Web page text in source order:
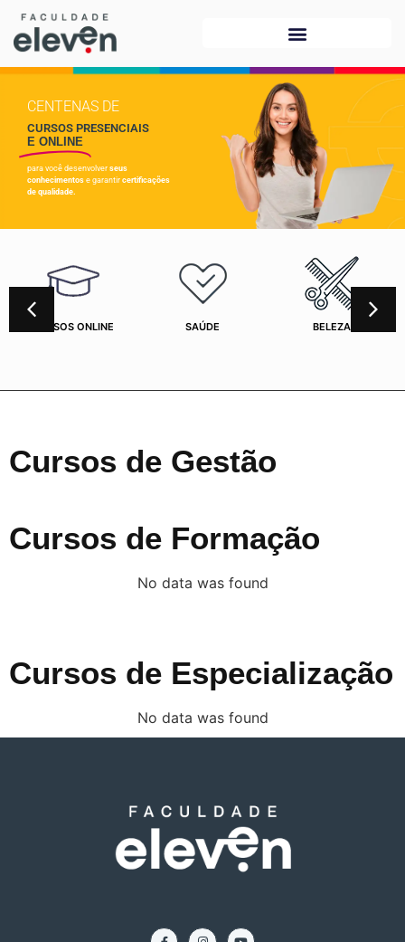
CENTENAS DE
CURSOS PRESENCIAIS
E ONLINE
para você desenvolver seus
conhecimentos e garantir certificações
de qualidade.
CURSOS ONLINE SAÚDE BELEZA
Cursos de Gestão
Cursos de Formação
No data was found
Cursos de Especialização
No data was found